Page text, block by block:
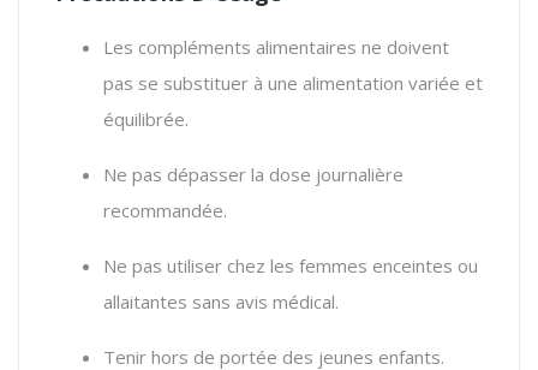
Les compléments alimentaires ne doivent
pas se substituer à une alimentation variée et
équilibrée.
Ne pas dépasser la dose journalière
recommandée.
Ne pas utiliser chez les femmes enceintes ou
allaitantes sans avis médical.
Tenir hors de portée des jeunes enfants.